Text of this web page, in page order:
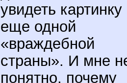
увидеть картинку
еще одной
«враждебной
страны». И мне
понятно, почему